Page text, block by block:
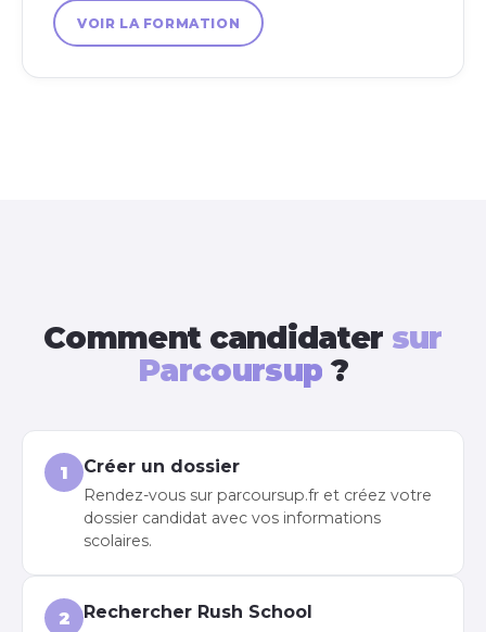
VOIR LA FORMATION
Comment candidater sur
Parcoursup ?
1 Créer un dossier
Rendez-vous sur parcoursup.fr et créez votre
dossier candidat avec vos informations
scolaires.
2 Rechercher Rush School